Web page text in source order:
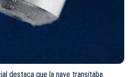
destaca que la nave transitaba